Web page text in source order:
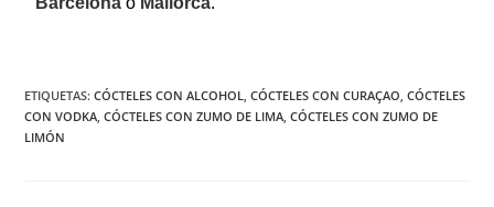
ETIQUETAS:CÓCTELES CON ALCOHOL, CÓCTELES CON CURAÇAO, CÓCTELES
CON VODKA, CÓCTELES CON ZUMO DE LIMA, CÓCTELES CON ZUMO DE
LIMÓN